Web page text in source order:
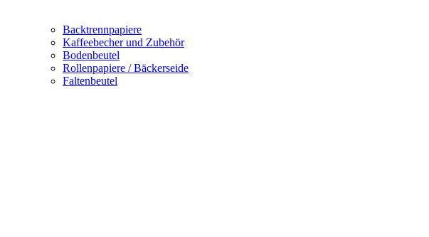
Backtrennpapiere
Kaffeebecher und Zubehör
Bodenbeutel
Rollenpapiere / Bäckerseide
Faltenbeutel